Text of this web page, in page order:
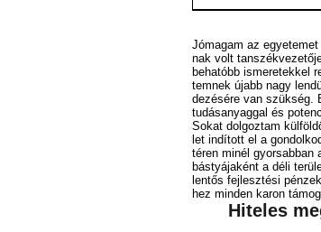
Jó­ma­gam az
nak volt
be­ha­tóbb is­me­re­tek­kel
tem­nek újabb nagy
de­zé­sé­re van szük­ség.
tu­dás­anyag­gal és
So­kat dol­goz­tam
let in­dí­tott el a
té­ren mi­nél gyor­sab­ban
bás­tyá­ja­ként a dé­li
len­tős fej­lesz­té­si
hez min­den ka­ron
Hiteles